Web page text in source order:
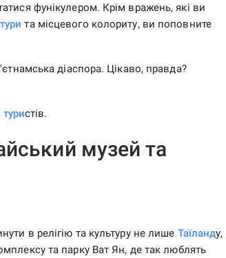
фунікулером. Крім вражень, які ви
тури та місцевого колориту, ви поповните
діаспора. Цікаво, правда?
туристів.
музей та
в релігію та культуру не лише Таїланду,
та парку Ват Ян, де так люблять